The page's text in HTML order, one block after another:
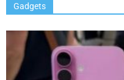
Gadgets